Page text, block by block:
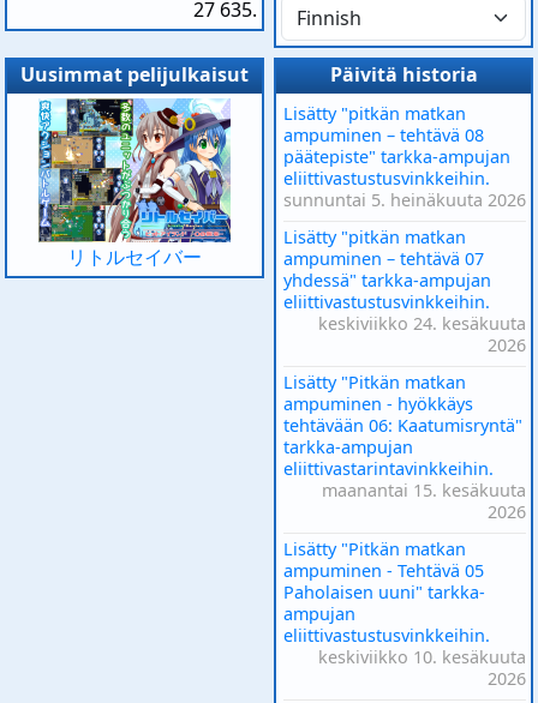
27 635.
Uusimmat pelijulkaisut
リトルセイバー
Päivitä historia
Lisätty "pitkän matkan
ampuminen – tehtävä 08
päätepiste" tarkka-ampujan
eliittivastustusvinkkeihin.
sunnuntai 5. heinäkuuta 2026
Lisätty "pitkän matkan
ampuminen – tehtävä 07
yhdessä" tarkka-ampujan
eliittivastustusvinkkeihin.
keskiviikko 24. kesäkuuta
2026
Lisätty "Pitkän matkan
ampuminen - hyökkäys
tehtävään 06: Kaatumisryntä"
tarkka-ampujan
eliittivastarintavinkkeihin.
maanantai 15. kesäkuuta
2026
Lisätty "Pitkän matkan
ampuminen - Tehtävä 05
Paholaisen uuni" tarkka-
ampujan
eliittivastustusvinkkeihin.
keskiviikko 10. kesäkuuta
2026